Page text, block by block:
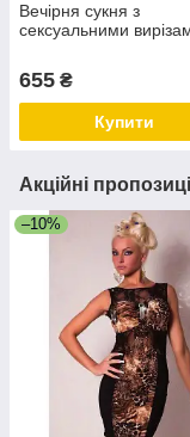
Вечірня сукня з
сексуальними
655 ₴
Купити
Акційні
–10%